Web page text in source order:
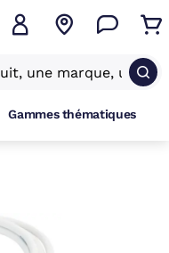
Gammes thématiques